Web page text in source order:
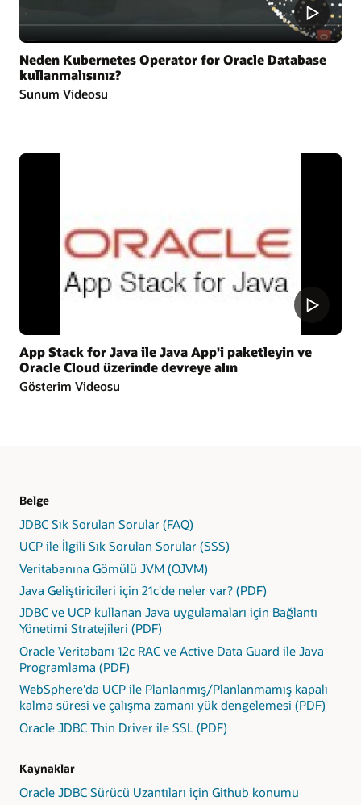
Neden Kubernetes Operator for Oracle Database
kullanmalısınız?
Sunum Videosu
App Stack for Java ile Java App'i paketleyin ve
Oracle Cloud üzerinde devreye alın
Gösterim Videosu
Belge
JDBC Sık Sorulan Sorular (FAQ)
UCP ile İlgili Sık Sorulan Sorular (SSS)
Veritabanına Gömülü JVM (OJVM)
Java Geliştiricileri için 21c'de neler var? (PDF)
JDBC ve UCP kullanan Java uygulamaları için Bağlantı
Yönetimi Stratejileri (PDF)
Oracle Veritabanı 12c RAC ve Active Data Guard ile Java
Programlama (PDF)
WebSphere'da UCP ile Planlanmış/Planlanmamış kapalı
kalma süresi ve çalışma zamanı yük dengelemesi (PDF)
Oracle JDBC Thin Driver ile SSL (PDF)
Kaynaklar
Oracle JDBC Sürücü Uzantıları için Github konumu